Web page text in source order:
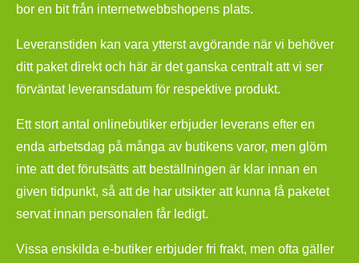
bor en bit från internetwebbshopens plats.
Leveranstiden kan vara ytterst avgörande när vi behöver
ditt paket direkt och här är det ganska centralt att vi ser
förväntat leveransdatum för respektive produkt.
Ett stort antal onlinebutiker erbjuder leverans efter en
enda arbetsdag på många av butikens varor, men glöm
inte att det förutsätts att beställningen är klar innan en
given tidpunkt, så att de har utsikter att kunna få paketet
servat innan personalen får ledigt.
Vissa enskilda e-butiker erbjuder fri frakt, men ofta gäller